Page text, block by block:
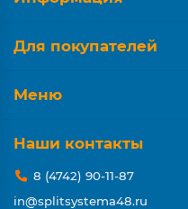
Для покупателей
Меню
Наши контакты
8 (4742) 90-11-87
in@splitsystema48.ru